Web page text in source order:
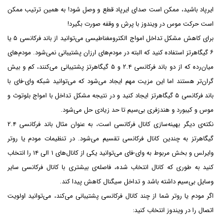
ایرپاد باشید، ممکن است صدای ایرپاد قطع و وصل شود! به همین ترتیب ممکن
است حرکت موس در ویندوز با پرش و وقفه صورت بگیرد!
برای کاهش مشکل تداخل امواج الکترومغناطیسی می‌توانید از باند فرکانسی ۵ یا
۶ گیگاهرتز استفاده کنید که البته در مودم‌های ارزان پشتیبانی نمی‌شود. مودم‌های
میان‌رده که از دو باند فرکانسی ۲.۴ و ۵ گیگاهرتز پشتیبانی می‌کنند، کم و بیش
گران‌تر هستند اما این مزیت مهم ایجاد می‌شود که می‌توانید شبکه وای-فای با
باند فرکانسی ۵ گیگاهرتز ایجاد کنید و در نتیجه مشکل تداخل با امواج بلوتوث و
موس و کیبورد و هندزفری بی‌سیم تا حد زیادی حل می‌شود.
نکته‌ی دیگر بهینه‌سازی کانال فرکانسی است، به عنوان مثال باند فرکانسی ۲.۴
گیگاهرتز به چندین کانال فرکانسی تقسیم می‌شود. در تنظیمات مودم یا روتر
وایرلس و بخش مربوط به وای-فای می‌توانید یکی از کانال‌های ۱ الی ۱۴ را انتخاب
کنید به طوری که کانال انتخاب شده، فاصله‌ی بیشتری با کانال فرکانسی سایر
وسایل بی‌سیم داشته باشد و تداخل سیگنال کاهش پیدا کند.
اگر مودم یا روتر شما از چند کانال فرکانسی پشتیبانی می‌کند، می‌توانید اولویت
اتصال را در ویندوز انتخاب کنید: